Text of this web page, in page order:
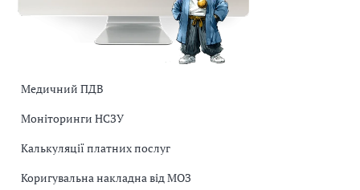
Медичний ПДВ
Моніторинги НСЗУ
Калькуляції платних послуг
Коригувальна накладна від МОЗ